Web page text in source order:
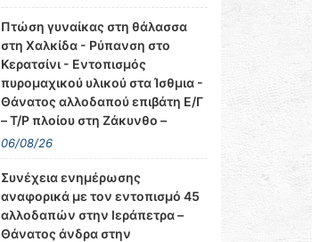
Πτώση γυναίκας στη θάλασσα
στη Χαλκίδα - Ρύπανση στο
Κερατσίνι - Εντοπισμός
πυρομαχικού υλικού στα Ίσθμια -
Θάνατος αλλοδαπού επιβάτη Ε/Γ
– Τ/Ρ πλοίου στη Ζάκυνθο –
06/08/26
Συνέχεια ενημέρωσης
αναφορικά με τον εντοπισμό 45
αλλοδαπών στην Ιεράπετρα –
Θάνατος άνδρα στην